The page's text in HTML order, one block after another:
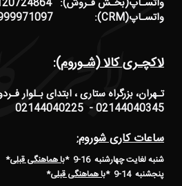
واتسـاپ(بخـش فـروش): 09120724864
واتسـاپ(CRM): 09999971097
لاکچـری کالا (شـوروم):
تـهران، بزرگراه ستاری ، ابتدای بـلوار
02144040345 - 02144040225
ساعات کاری شوروم:
شنبه لغایت چهارشنبه 16-9 * با هماهنگی قبلی*
پنجشنبه 14-9
*با هماهنگی قبلی*